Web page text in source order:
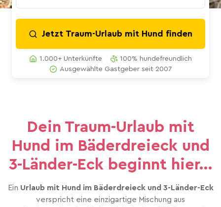
Jetzt Traum-Urlaub mit Hund finden
1.000+ Unterkünfte
100% hundefreundlich
Ausgewählte Gastgeber seit 2007
Dein Traum-Urlaub mit
Hund im Bäderdreieck und
3-Länder-Eck beginnt hier...
Ein Urlaub mit Hund im Bäderdreieck und 3-Länder-Eck
verspricht eine einzigartige Mischung aus